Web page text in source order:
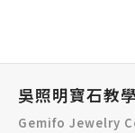
吳照明寶石教
Gemifo Jewelry